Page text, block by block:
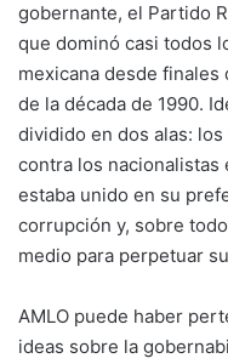
gobernante, el Partido
que dominó casi todos
mexicana desde finales
de la década de 1990.
dividido en dos alas:
contra los nacionalistas
estaba unido en su
corrupción y, sobre
medio para perpetuar
AMLO puede haber
ideas sobre la